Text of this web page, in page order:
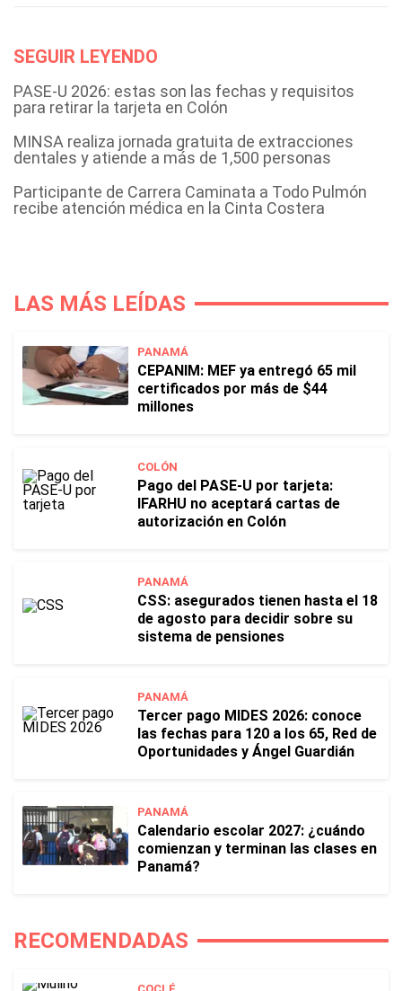
SEGUIR LEYENDO
PASE-U 2026: estas son las fechas y requisitos
para retirar la tarjeta en Colón
MINSA realiza jornada gratuita de extracciones
dentales y atiende a más de 1,500 personas
Participante de Carrera Caminata a Todo Pulmón
recibe atención médica en la Cinta Costera
LAS MÁS LEÍDAS
PANAMÁ
CEPANIM: MEF ya entregó 65 mil
certificados por más de $44
millones
COLÓN
Pago del PASE-U por tarjeta:
IFARHU no aceptará cartas de
autorización en Colón
PANAMÁ
CSS: asegurados tienen hasta el 18
de agosto para decidir sobre su
sistema de pensiones
PANAMÁ
Tercer pago MIDES 2026: conoce
las fechas para 120 a los 65, Red de
Oportunidades y Ángel Guardián
PANAMÁ
Calendario escolar 2027: ¿cuándo
comienzan y terminan las clases en
Panamá?
RECOMENDADAS